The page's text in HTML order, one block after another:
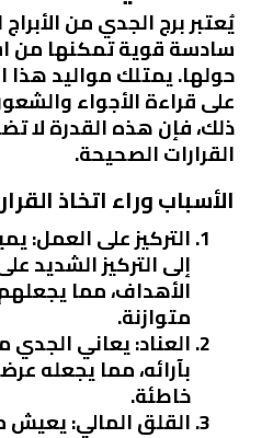
يُعتبر برج الجدي من
سادسة قوية تمكنها من
حولها. يمتلك مواليد هذا
على قراءة الأجواء
ذلك، فإن هذه القدرة لا
القرارات الصحيحة.
الأسباب وراء اتخاذ
التركيز على العمل:
إلى التركيز الشديد
الأهداف، مما
متوازنة.
العناد:يعاني الجدي
بآرائه، مما يجعله
خاطئة.
القلق المالي:يعيش